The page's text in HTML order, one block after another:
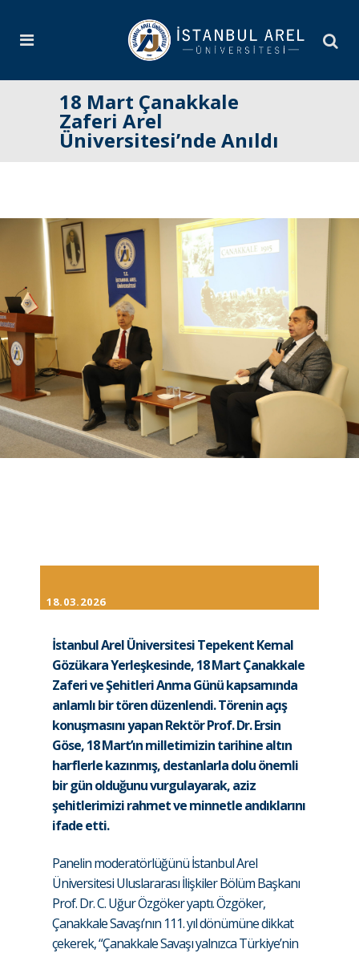
18 Mart Çanakkale
Zaferi Arel
Üniversitesi’nde Anıldı
18.03.2026
İstanbul Arel Üniversitesi Tepekent Kemal
Gözükara Yerleşkesinde, 18 Mart Çanakkale
Zaferi ve Şehitleri Anma Günü kapsamında
anlamlı bir tören düzenlendi. Törenin açış
konuşmasını yapan Rektör Prof. Dr. Ersin
Göse, 18 Mart’ın milletimizin tarihine altın
harflerle kazınmış, destanlarla dolu önemli
bir gün olduğunu vurgulayarak, aziz
şehitlerimizi rahmet ve minnetle andıklarını
ifade etti.
Panelin moderatörlüğünü İstanbul Arel
Üniversitesi Uluslararası İlişkiler Bölüm Başkanı
Prof. Dr. C. Uğur Özgöker yaptı. Özgöker,
Çanakkale Savaşı’nın 111. yıl dönümüne dikkat
çekerek, “Çanakkale Savaşı yalnızca Türkiye’nin